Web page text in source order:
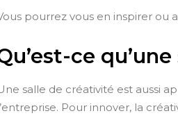
pourrez vous en inspirer ou
ce
salle de créativité est aussi
Pour innover, la